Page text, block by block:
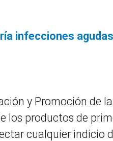
infecciones agudas
y Promoción de la
los productos de
cualquier indicio